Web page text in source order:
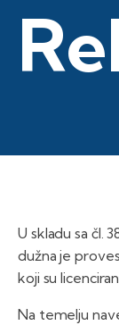
U skladu sa čl.
dužna je
koji su
Na temelju